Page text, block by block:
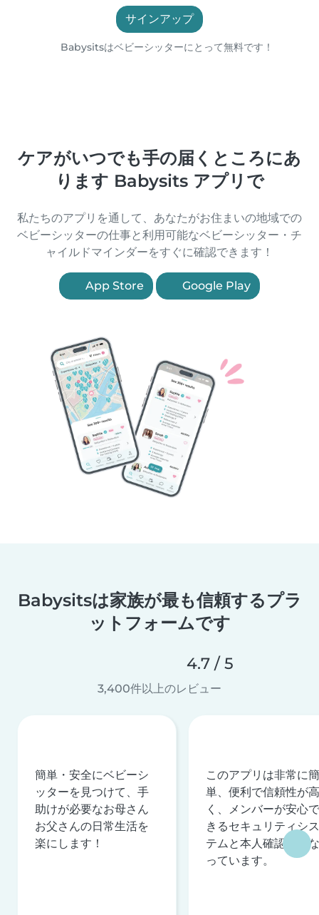
サインアップ
Babysitsはベビーシッターにとって無料です！
ケアがいつでも手の届くところにあ
ります Babysits アプリで
私たちのアプリを通して、あなたがお住まいの地域での
ベビーシッターの仕事と利用可能なベビーシッター・チ
ャイルドマインダーをすぐに確認できます！
App Store Google Play
Babysitsは家族が最も信頼するプラ
ットフォームです
4.7 / 5
3,400件以上のレビュー
簡単・安全にベビーシ
ッターを見つけて、手
助けが必要なお母さん
お父さんの日常生活を
楽にします！
このアプリは非常に簡
単、便利で信頼性が高
く、メンバーが安心で
きるセキュリティシス
テムと本人確認を行な
っています。